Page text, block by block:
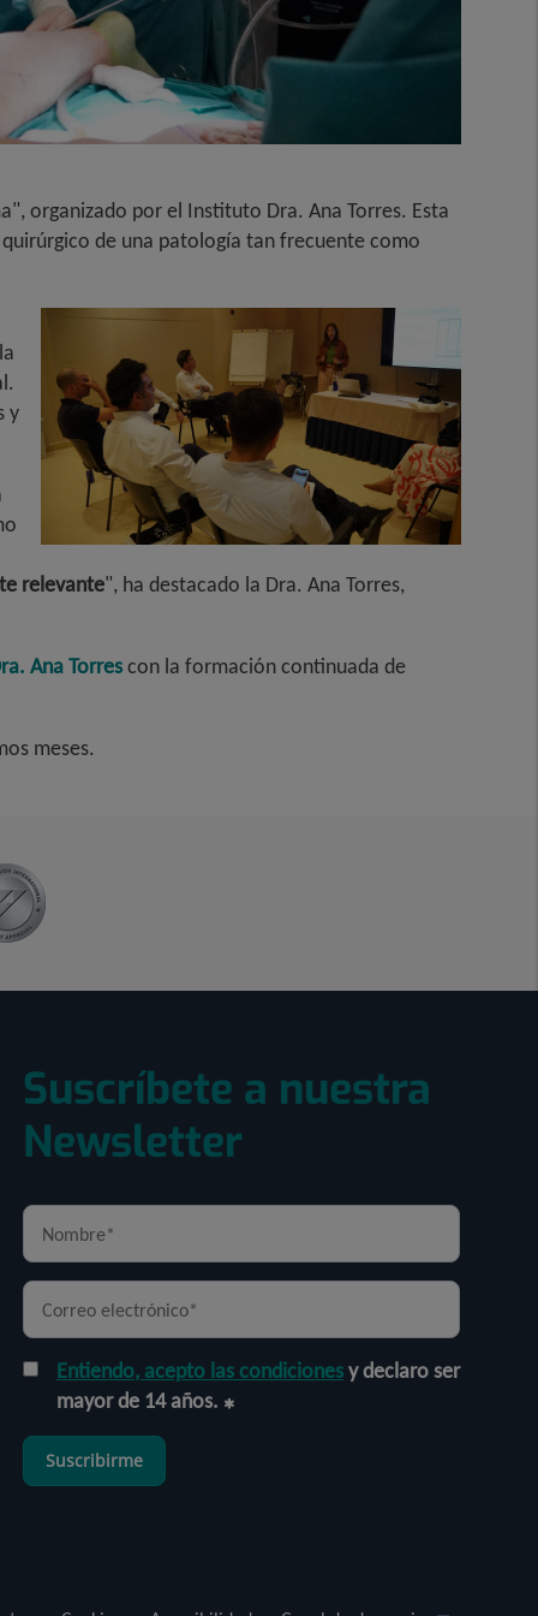
organizado por el Instituto Dra. Ana Torres. Esta
de una patología tan frecuente como
y
relevante", ha destacado la Dra. Ana Torres,
Ana Torrescon la formación continuada de
meses.
Suscríbete a nuestra
Newsletter
Entiendo, acepto las condicionesy declaro ser
mayor de 14 años.
Suscribirme